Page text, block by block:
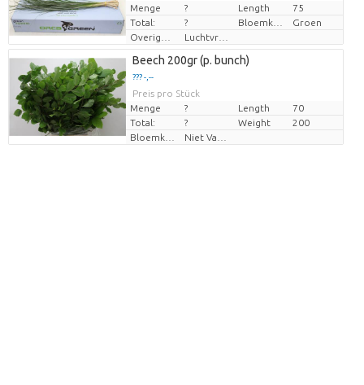
Menge
? Length
75
Total:
?
Groen
Luchtvracht
Beech 200gr (p. bunch)
??? -,--
Preis pro Stück
Menge
? Length
70
Total:
? Weight
200
Bloemkleur